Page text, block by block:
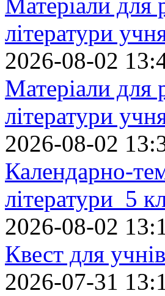
Матеріали для
літератури
2026-08-02
Матеріали для
літератури
2026-08-02
Календарно-
літератури 5
2026-08-02
Квест для
2026-07-31